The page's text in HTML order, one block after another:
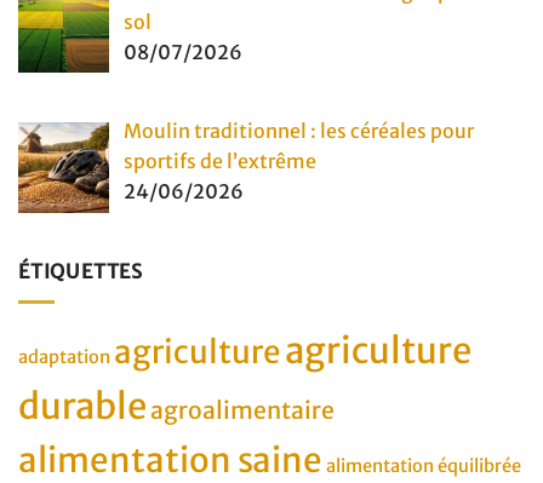
sol
08/07/2026
Moulin traditionnel : les céréales pour
sportifs de l’extrême
24/06/2026
ÉTIQUETTES
adaptation agricultureagriculture
durable agroalimentaire
alimentation saine alimentation équilibrée